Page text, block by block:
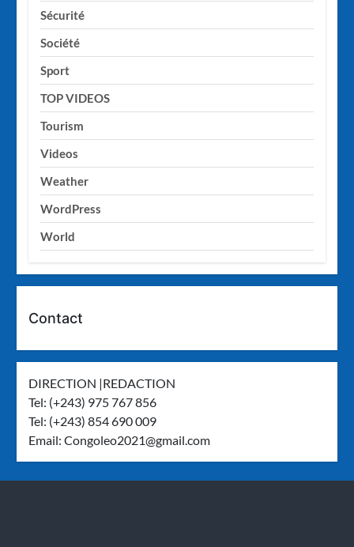
Sécurité
Société
Sport
TOP VIDEOS
Tourism
Videos
Weather
WordPress
World
Contact
DIRECTION |REDACTION
Tel: (+243) 975 767 856
Tel: (+243) 854 690 009
Email:Congoleo2021@gmail.com